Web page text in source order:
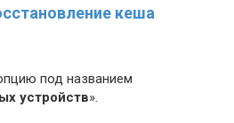
под названием
устройств».